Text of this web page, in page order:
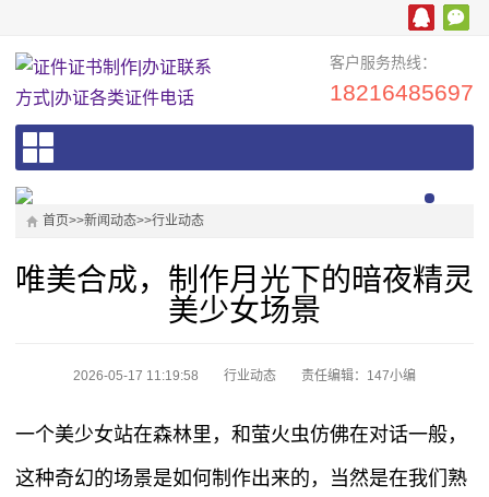
客户服务热线：
18216485697
首页>>新闻动态>>行业动态
唯美合成，制作月光下的暗夜精灵
美少女场景
2026-05-17 11:19:58 行业动态 责任编辑：147小编
一个美少女站在森林里，和萤火虫仿佛在对话一般，
这种奇幻的场景是如何制作出来的，当然是在我们熟